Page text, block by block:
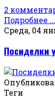
2
Подробнее ...
Среда, 04
Посиделки
Теги